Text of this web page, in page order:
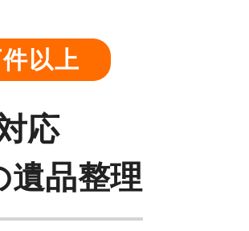
以上
応
遺品整理